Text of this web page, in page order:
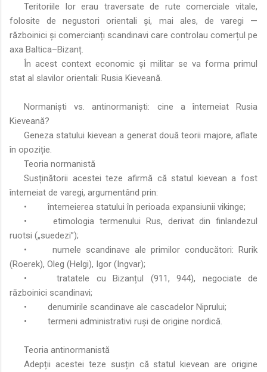
Teritoriile lor erau traversate de rute comerciale vitale,
folosite de negustori orientali și, mai ales, de varegi —
războinici și comercianți scandinavi care controlau comerțul pe
axa Baltica–Bizanț.
În acest context economic și militar se va forma primul
stat al slavilor orientali: Rusia Kieveană.
Normaniști vs. antinormaniști: cine a întemeiat Rusia
Kieveană?
Geneza statului kievean a generat două teorii majore, aflate
în opoziție.
Teoria normanistă
Susținătorii acestei teze afirmă că statul kievean a fost
întemeiat de varegi, argumentând prin:
•
întemeierea statului în perioada expansiunii vikinge;
•
etimologia termenului Rus, derivat din finlandezul
ruotsi („suedezi”);
•
numele scandinave ale primilor conducători: Rurik
(Roerek), Oleg (Helgi), Igor (Ingvar);
•
tratatele cu Bizanțul (911, 944), negociate de
războinici scandinavi;
•
denumirile scandinave ale cascadelor Niprului;
•
termeni administrativi ruși de origine nordică.
Teoria antinormanistă
Adepții acestei teze susțin că statul kievean are origine